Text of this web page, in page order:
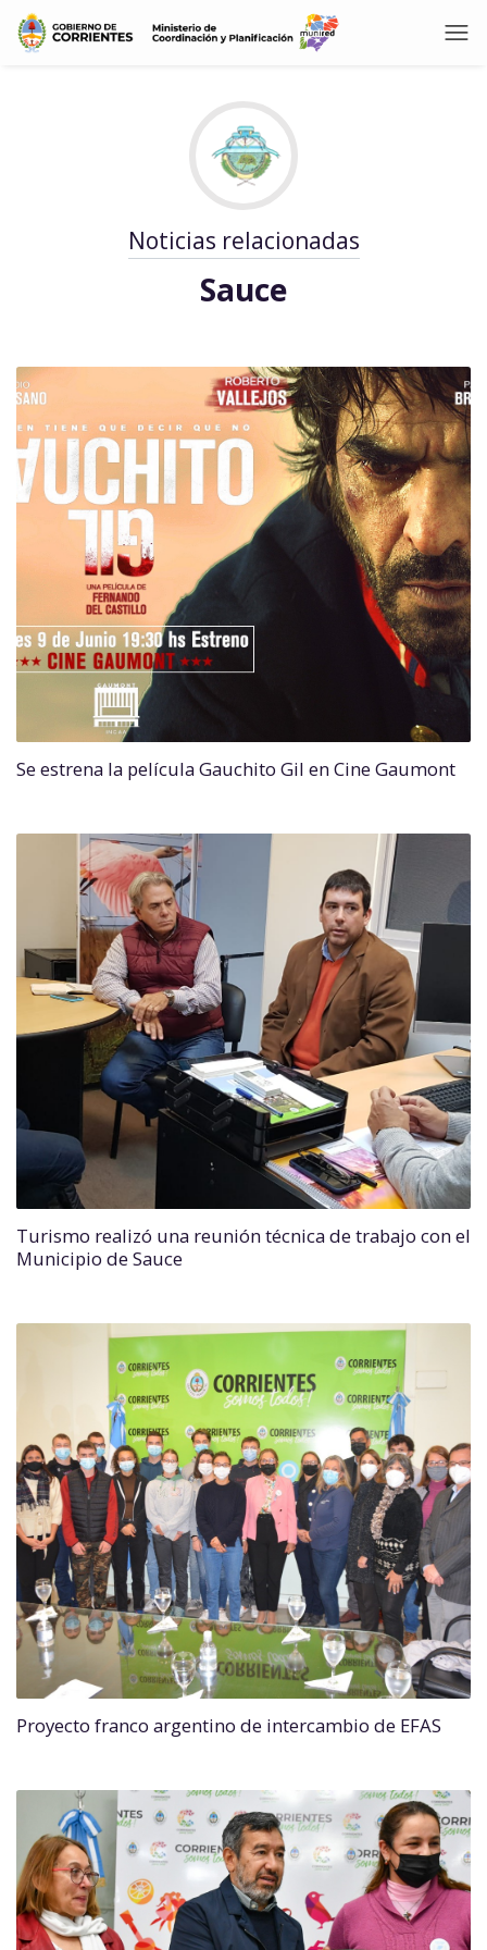
Noticias relacionadas
Sauce
Se estrena la película Gauchito Gil en Cine Gaumont
Turismo realizó una reunión técnica de trabajo con el
Municipio de Sauce
Proyecto franco argentino de intercambio de EFAS